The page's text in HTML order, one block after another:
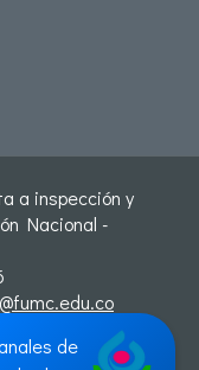
a inspección y
Nacional -
de